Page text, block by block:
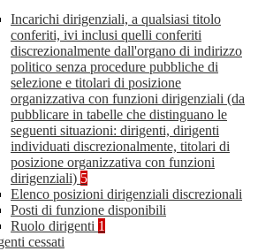
Incarichi dirigenziali, a qualsiasi titolo
conferiti, ivi inclusi quelli conferiti
discrezionalmente dall'organo di indirizzo
politico senza procedure pubbliche di
selezione e titolari di posizione
organizzativa con funzioni dirigenziali (da
pubblicare in tabelle che distinguano le
seguenti situazioni: dirigenti, dirigenti
individuati discrezionalmente, titolari di
posizione organizzativa con funzioni
dirigenziali) 5
Elenco posizioni dirigenziali discrezionali
Posti di funzione disponibili
Ruolo dirigenti 1
cessati